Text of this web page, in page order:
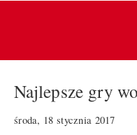
Najlepsze gry
środa, 18 stycznia 2017